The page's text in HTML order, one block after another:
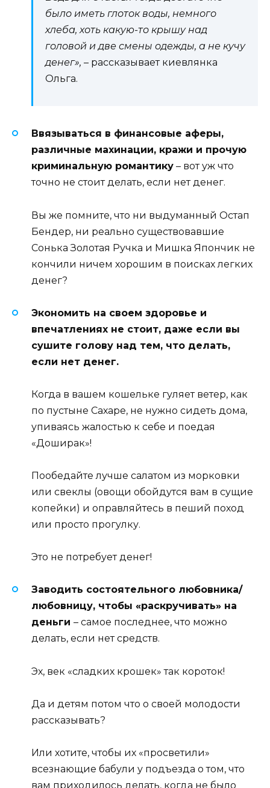
было иметь глоток воды, немного
хлеба, хоть какую-то крышу над
головой и две смены одежды, а не кучу
денег», – рассказывает киевлянка
Ольга.
Ввязываться в финансовые аферы,
различные махинации, кражи и прочую
криминальную романтику – вот уж что
точно не стоит делать, если нет денег.
Вы же помните, что ни выдуманный Остап
Бендер, ни реально существовавшие
Сонька Золотая Ручка и Мишка Япончик не
кончили ничем хорошим в поисках легких
денег?
Экономить на своем здоровье и
впечатлениях не стоит, даже если вы
сушите голову над тем, что делать,
если нет денег.
Когда в вашем кошельке гуляет ветер, как
по пустыне Сахаре, не нужно сидеть дома,
упиваясь жалостью к себе и поедая
«Доширак»!
Пообедайте лучше салатом из морковки
или свеклы (овощи обойдутся вам в сущие
копейки) и оправляйтесь в пеший поход
или просто прогулку.
Это не потребует денег!
Заводить состоятельного любовника/
любовницу, чтобы «раскручивать» на
деньги – самое последнее, что можно
делать, если нет средств.
Эх, век «сладких крошек» так короток!
Да и детям потом что о своей молодости
рассказывать?
Или хотите, чтобы их «просветили»
всезнающие бабули у подъезда о том, что
вам приходилось делать, когда не было